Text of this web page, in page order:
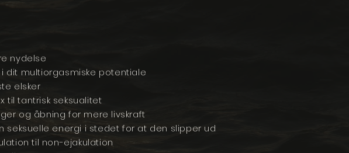
nydelse
dit multiorgasmiske potentiale
elsker
til tantrisk seksualitet
og åbning for mere livskraft
seksuelle energi i stedet for at den slipper ud
til non-ejakulation